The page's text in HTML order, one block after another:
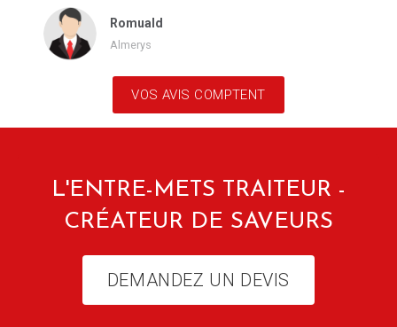
Romuald
Almerys
VOS AVIS COMPTENT
L'ENTRE-METS TRAITEUR -
CRÉATEUR DE SAVEURS
DEMANDEZ UN DEVIS